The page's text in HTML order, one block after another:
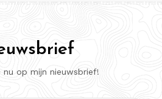
nu op mijn nieuwsbrief!